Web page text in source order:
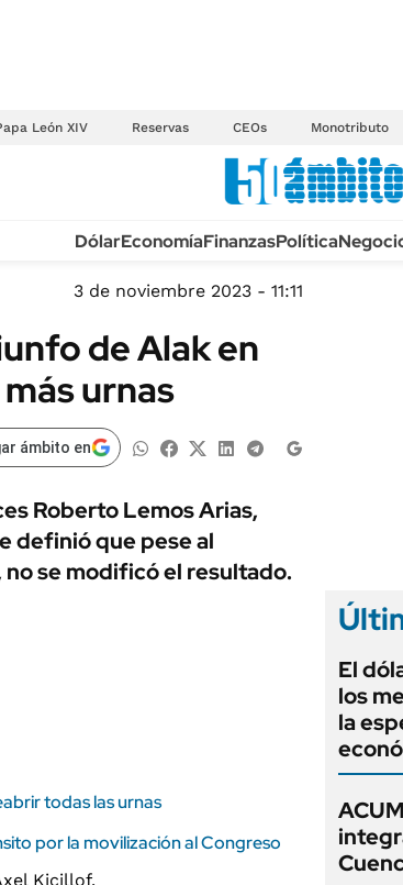
León XIV Reservas CEOs Monotributo
TECNOLOGÍA
MÉXICO
MUNDO
INFORMACIÓN GENERAL
LIFESTYLE
AUTOS
DólarEconomíaFinanzasPolítica
3 de noviembre 2023 - 11:11
de Alak en
urnas
ámbito en
Roberto Lemos Arias,
definió que pese al
se modificó el resultado.
todas las urnas
por la movilización al Congreso
El
los
la